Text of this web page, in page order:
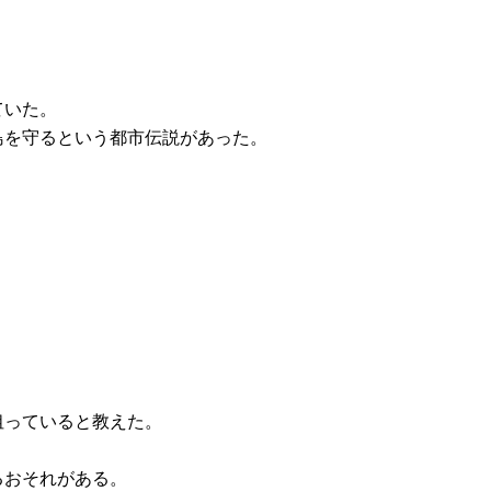
た。
守るという都市伝説があった。
ていると教えた。
それがある。